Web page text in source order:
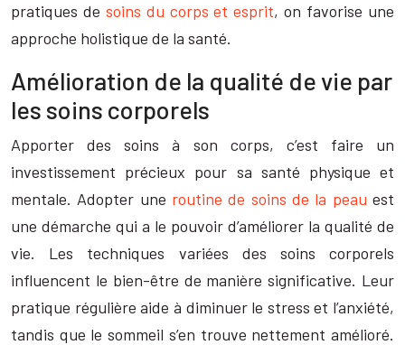
pratiques de soins du corps et esprit, on favorise une
approche holistique de la santé.
Amélioration de la qualité de vie par
les soins corporels
Apporter des soins à son corps, c’est faire un
investissement précieux pour sa santé physique et
mentale. Adopter une routine de soins de la peau est
une démarche qui a le pouvoir d’améliorer la qualité de
vie. Les techniques variées des soins corporels
influencent le bien-être de manière significative. Leur
pratique régulière aide à diminuer le stress et l’anxiété,
tandis que le sommeil s’en trouve nettement amélioré.